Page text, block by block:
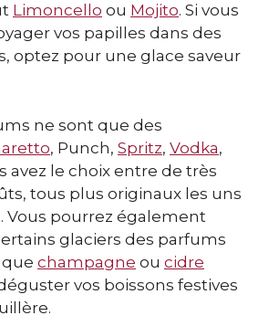
Limoncello ou Mojito. Si vous
vos papilles dans des
optez pour une glace saveur
ne sont que des
, Punch, Spritz, Vodka,
avez le choix entre de très
tous plus originaux les uns
Vous pourrez également
glaciers des parfums
champagne ou cidre
vos boissons festives